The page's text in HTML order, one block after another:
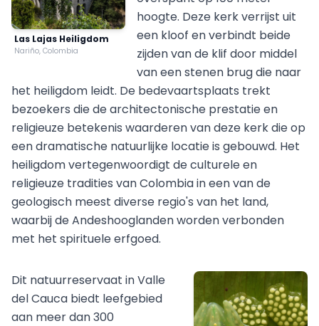
Las Lajas Heiligdom
Nariño, Colombia
hoogte. Deze kerk verrijst uit
een kloof en verbindt beide
zijden van de klif door middel
van een stenen brug die naar
het heiligdom leidt. De bedevaartsplaats trekt
bezoekers die de architectonische prestatie en
religieuze betekenis waarderen van deze kerk die op
een dramatische natuurlijke locatie is gebouwd. Het
heiligdom vertegenwoordigt de culturele en
religieuze tradities van Colombia in een van de
geologisch meest diverse regio's van het land,
waarbij de Andeshooglanden worden verbonden
met het spirituele erfgoed.
Dit natuurreservaat in Valle
del Cauca biedt leefgebied
aan meer dan 300